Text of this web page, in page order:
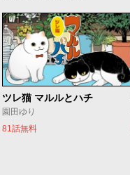
ツレ猫 マルルとハチ
園田ゆり
81話無料